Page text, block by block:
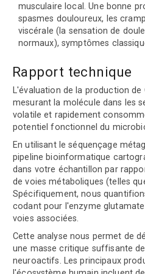
musculaire local. Une bonne
spasmes douloureux, les
viscérale (la sensation de
normaux), symptômes
Rapport technique
L'évaluation de la production de
mesurant la molécule dans les
volatile et rapidement
potentiel fonctionnel du
En utilisant le séquençage
pipeline bioinformatique
dans votre échantillon par
de voies métaboliques (telles
Spécifiquement, nous
codant pour l'enzyme
voies associées.
Cette analyse nous permet de
une masse critique suffisante
neuroactifs. Les principaux